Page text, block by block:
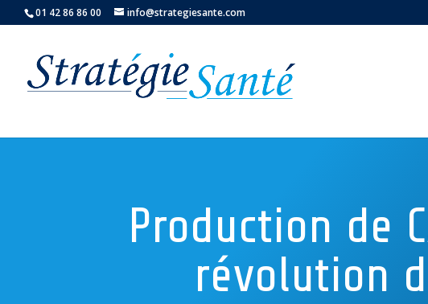
01 42 86 86 00 info@strategiesante.com
Production de
révolution